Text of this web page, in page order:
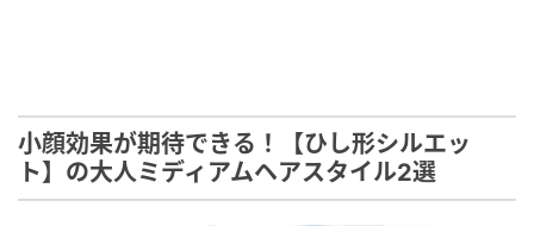
小顔効果が期待できる！【ひし形シルエッ
ト】の大人ミディアムヘアスタイル2選